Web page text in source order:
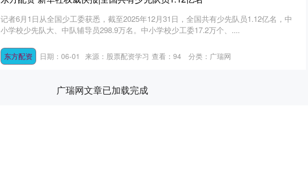
记者6月1日从全国少工委获悉，截至2025年12月31日，全国共有少先队员1.12亿名，中
小学校少先队大、中队辅导员298.9万名。中小学校少工委17.2万个、....
东方配资 日期：06-01 来源：股票配资学习 查看： 94 分类： 广瑞网
广瑞网文章已加载完成